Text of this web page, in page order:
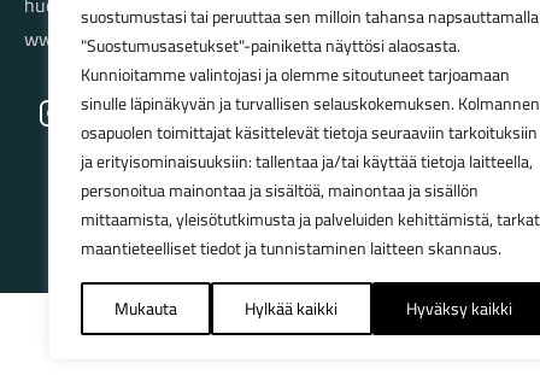
suostumustasi tai peruuttaa sen milloin tahansa napsauttamalla
"Suostumusasetukset"-painiketta näyttösi alaosasta.
Kunnioitamme valintojasi ja olemme sitoutuneet tarjoamaan
sinulle läpinäkyvän ja turvallisen selauskokemuksen. Kolmannen
osapuolen toimittajat käsittelevät tietoja seuraaviin tarkoituksiin
ja erityisominaisuuksiin: tallentaa ja/tai käyttää tietoja laitteella,
personoitua mainontaa ja sisältöä, mainontaa ja sisällön
mittaamista, yleisötutkimusta ja palveluiden kehittämistä, tarkat
maantieteelliset tiedot ja tunnistaminen laitteen skannaus.
Mukauta
Hylkää kaikki Hyväksy kaikki
www.pyorakauppa.fi
InstagramFacebook